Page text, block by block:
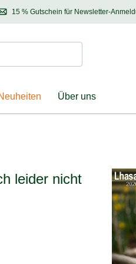
15 % Gutschein für Newsletter-
Entdecken Sie
Suchen
Über uns
leider nicht